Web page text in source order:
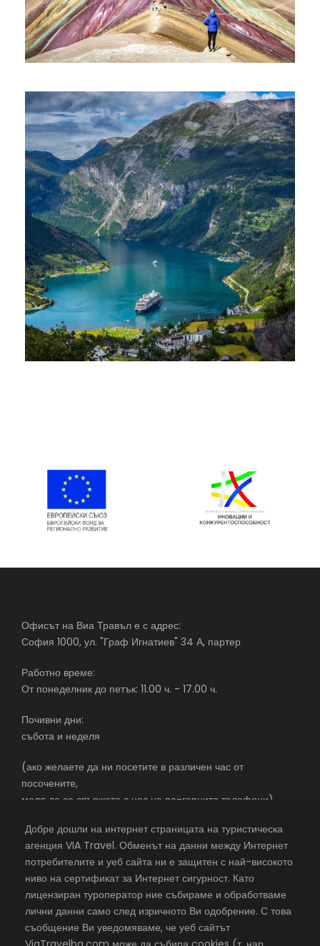
ЛЕГЕНДИ, ОБИКОЛНА ПРОГРАМА,
ГРУПА С ВОДАЧ НА БЪЛГАРСКИ ЕЗИК,
ОЧАКВАЙТЕ ДАТА ЗА 2027 Г.
€4,377
Офисът на Виа Травъл е с адрес:
София 1000, ул. "Граф Игнатиев" 34 А, партер
Работно време:
От понеделник до петък: 11.00 ч. - 17.00 ч.
Почивни дни:
събота и неделя
(ако желаете да ни посетите в различен час от
посочените,
моля да се свържете с нас на по-горните телефони)
екскурзии в чужбина със самолет – почивки в чужбина –
почивки в чужбина 2026 – с една от най-добрите
© VIA Travel , всички права запазени, Хостинг в Rax.bg
Добре дошли на интернет страницата на туристическа
агенция VIA Travel. Обменът на данни между Интернет
потребителите и уеб сайта ни е защитен с най-високото
ниво на сертификат за Интернет сигурност. Като
лицензиран туроператор ние събираме и обработваме
лични данни само след изричното Ви одобрение. С това
съобщение Ви уведомяваме, че уеб сайтът